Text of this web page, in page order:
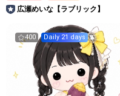
広瀬めいな【ラブリック】
400 Daily 21 days